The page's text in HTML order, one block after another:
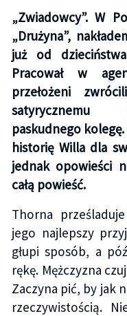
„Zwiadowcy”. W
„Drużyna”,
już od
Pracował w
przełożeni
satyrycznemu
paskudnego
historię Willa dla
jednak opowieści
całą powieść.
Thorna
jego najlepszy
głupi sposób, a
rękę. Mężczyzna
Zaczyna pić, by jak
rzeczywistością.